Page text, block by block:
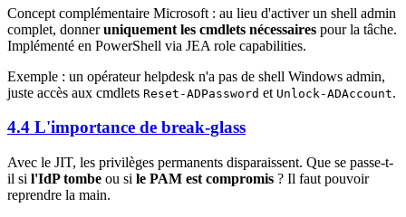
Concept complémentaire Microsoft : au lieu d'activer un shell admin
complet, donneruniquement les cmdlets nécessaires pour la tâche.
Implémenté en PowerShell via JEA role capabilities.
Exemple : un opérateur helpdesk n'a pas de shell Windows admin,
juste accès aux cmdlets Reset-ADPassword et Unlock-ADAccount.
4.4 L'importance de break-glass
Avec le JIT, les privilèges permanents disparaissent. Que se passe-t-
il si l'IdP tombe ou si le PAM est compromis ? Il faut pouvoir
reprendre la main.